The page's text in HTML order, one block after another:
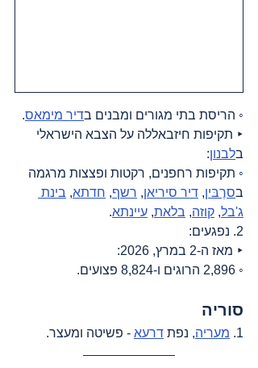
◦ הריסת בתי מגורים ומבנים בדיר מימאס.
‣ תקיפות חיזבאללה על הצבא הישראלי
בלבנון:
◦ תקיפות רחפנים, רקטות ופצצות מרגמה
בסרֶבּין, דיר סיריאן, רשף, חדתא, בינת
ג'בל, קוזה, בלאת, עיינתא.
2. נפגעים:
‣ מאז ה-2 במרץ, 2026:
◦ 2,896 הרוגים ו-8,824 פצועים.
סוריה
1. מעריה, נפת דרעא - פשיטה ומעצר.